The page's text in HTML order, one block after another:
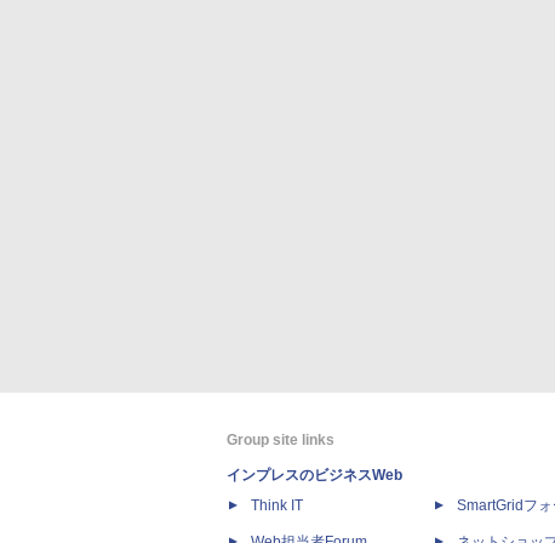
Group site links
インプレスのビジネスWeb
Think IT
SmartGridフォ